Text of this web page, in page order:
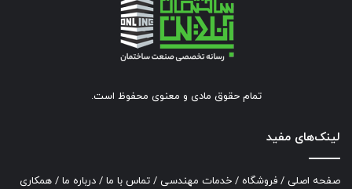
تمام حقوق مادی و معنوی محفوظ است.
لینک‌های مفید
صفحه اصلی / فروشگاه / خدمات مهندسی / تماس با ما / درباره ما / همکاری